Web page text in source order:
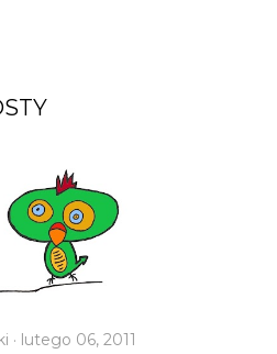
lutego 06, 2011